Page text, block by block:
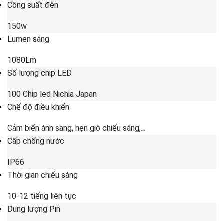
Công suất đèn
150w
Lumen sáng
1080Lm
Số lượng chip LED
100 Chip led Nichia Japan
Chế độ điều khiển
Cảm biến ánh sang, hẹn giờ chiếu sáng,...
Cấp chống nước
IP66
Thời gian chiếu sáng
10-12 tiếng liên tục
Dung lượng Pin